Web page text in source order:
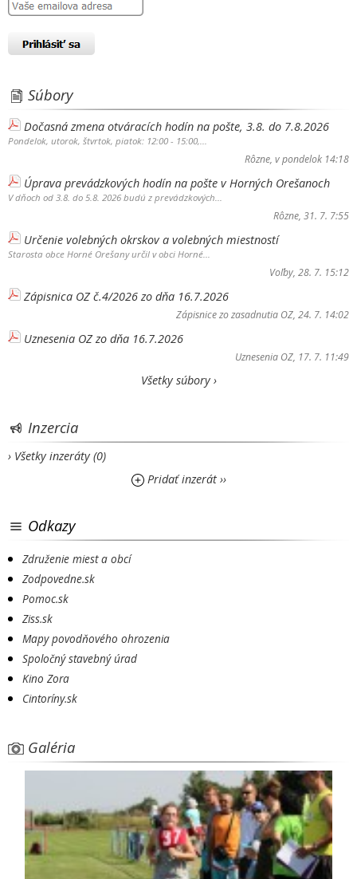
Súbory
Dočasná zmena otváracích hodín na pošte, 3.8. do 7.8.2026
Pondelok, utorok, štvrtok, piatok: 12:00 - 15:00,...
Rôzne, v pondelok 14:18
Úprava prevádzkových hodín na pošte v Horných Orešanoch
V dňoch od 3.8. do 5.8. 2026 budú z prevádzkových...
Rôzne, 31. 7. 7:55
Určenie volebných okrskov a volebných miestností
Starosta obce Horné Orešany určil v obci Horné...
Voľby, 28. 7. 15:12
Zápisnica OZ č.4/2026 zo dňa 16.7.2026
Zápisnice zo zasadnutia OZ, 24. 7. 14:02
Uznesenia OZ zo dňa 16.7.2026
Uznesenia OZ, 17. 7. 11:49
Všetky súbory ›
Inzercia
› Všetky inzeráty (0)
Pridať inzerát ››
Odkazy
Združenie miest a obcí
Zodpovedne.sk
Pomoc.sk
Ziss.sk
Mapy povodňového ohrozenia
Spoločný stavebný úrad
Kino Zora
Cintoríny.sk
Galéria